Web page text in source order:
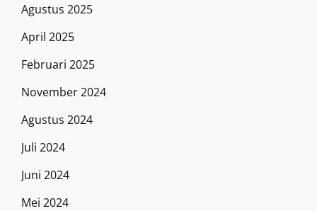
Agustus 2025
April 2025
Februari 2025
November 2024
Agustus 2024
Juli 2024
Juni 2024
Mei 2024